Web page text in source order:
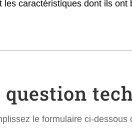
caractéristiques dont ils ont
question
le formulaire ci-dessous